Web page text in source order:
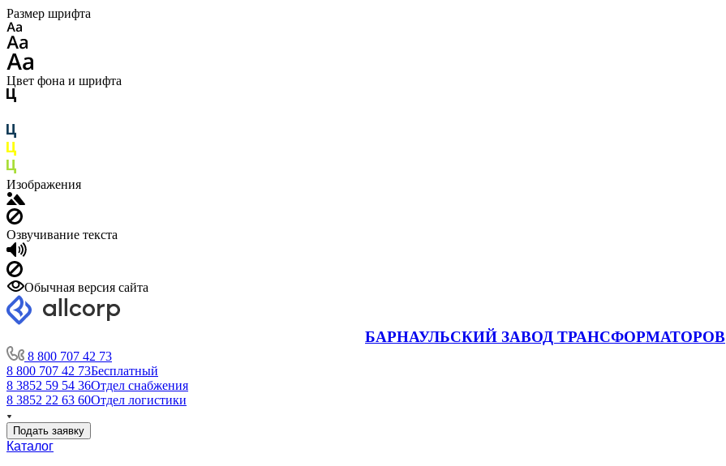
Размер шрифта
Цвет фона и шрифта
Изображения
Озвучивание текста
Обычная версия сайта
БАРНАУЛЬСКИЙ ЗАВОД ТРАНСФОРМАТОРОВ
8 800 707 42 73
8 800 707 42 73Бесплатный
8 3852 59 54 36Отдел снабжения
8 3852 22 63 60Отдел логистики
Подать заявку
Каталог